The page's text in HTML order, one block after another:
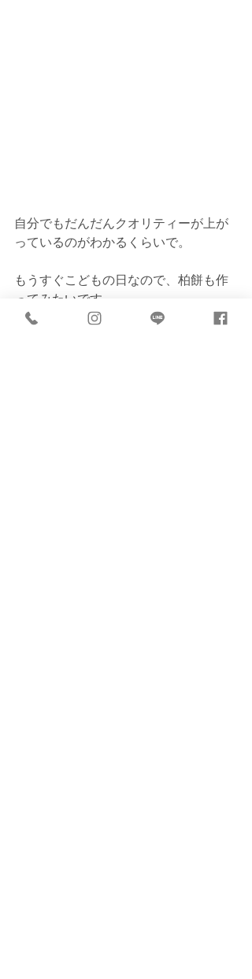
自分でもだんだんクオリティーが上が
っているのがわかるくらいで。
もうすぐこどもの日なので、柏餅も作
ってみたいです。